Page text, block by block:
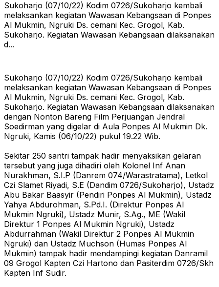
Sukoharjo (07/10/22) Kodim 0726/Sukoharjo kembali
melaksankan kegiatan Wawasan Kebangsaan di Ponpes
Al Mukmin, Ngruki Ds. cemani Kec. Grogol, Kab.
Sukoharjo. Kegiatan Wawasan Kebangsaan dilaksanakan
d...
Sukoharjo (07/10/22) Kodim 0726/Sukoharjo kembali
melaksankan kegiatan Wawasan Kebangsaan di Ponpes
Al Mukmin, Ngruki Ds. cemani Kec. Grogol, Kab.
Sukoharjo. Kegiatan Wawasan Kebangsaan dilaksanakan
dengan Nonton Bareng Film Perjuangan Jendral
Soedirman yang digelar di Aula Ponpes Al Mukmin Dk.
Ngruki, Kamis (06/10/22) pukul 19.22 Wib.
Sekitar 250 santri tampak hadir menyaksikan gelaran
tersebut yang juga dihadiri oleh Kolonel Inf Anan
Nurakhman, S.I.P (Danrem 074/Warastratama), Letkol
Czi Slamet Riyadi, S.E (Dandim 0726/Sukoharjo), Ustadz
Abu Bakar Baasyir (Pendiri Ponpes Al Mukmin), Ustadz
Yahya Abdurohman, S.Pd.I. (Direktur Ponpes Al
Mukmin Ngruki), Ustadz Munir, S.Ag., ME (Wakil
Direktur 1 Ponpes Al Mukmin Ngruki), Ustadz
Abdurrahman (Wakil Direktur 2 Ponpes Al Mukmin
Ngruki) dan Ustadz Muchson (Humas Ponpes Al
Mukmin) tampak hadir mendampingi kegiatan Danramil
09 Grogol Kapten Czi Hartono dan Pasiterdim 0726/Skh
Kapten Inf Sudir.